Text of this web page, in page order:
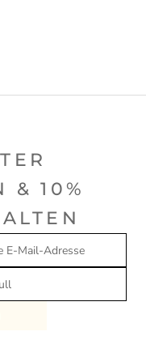
& 10%